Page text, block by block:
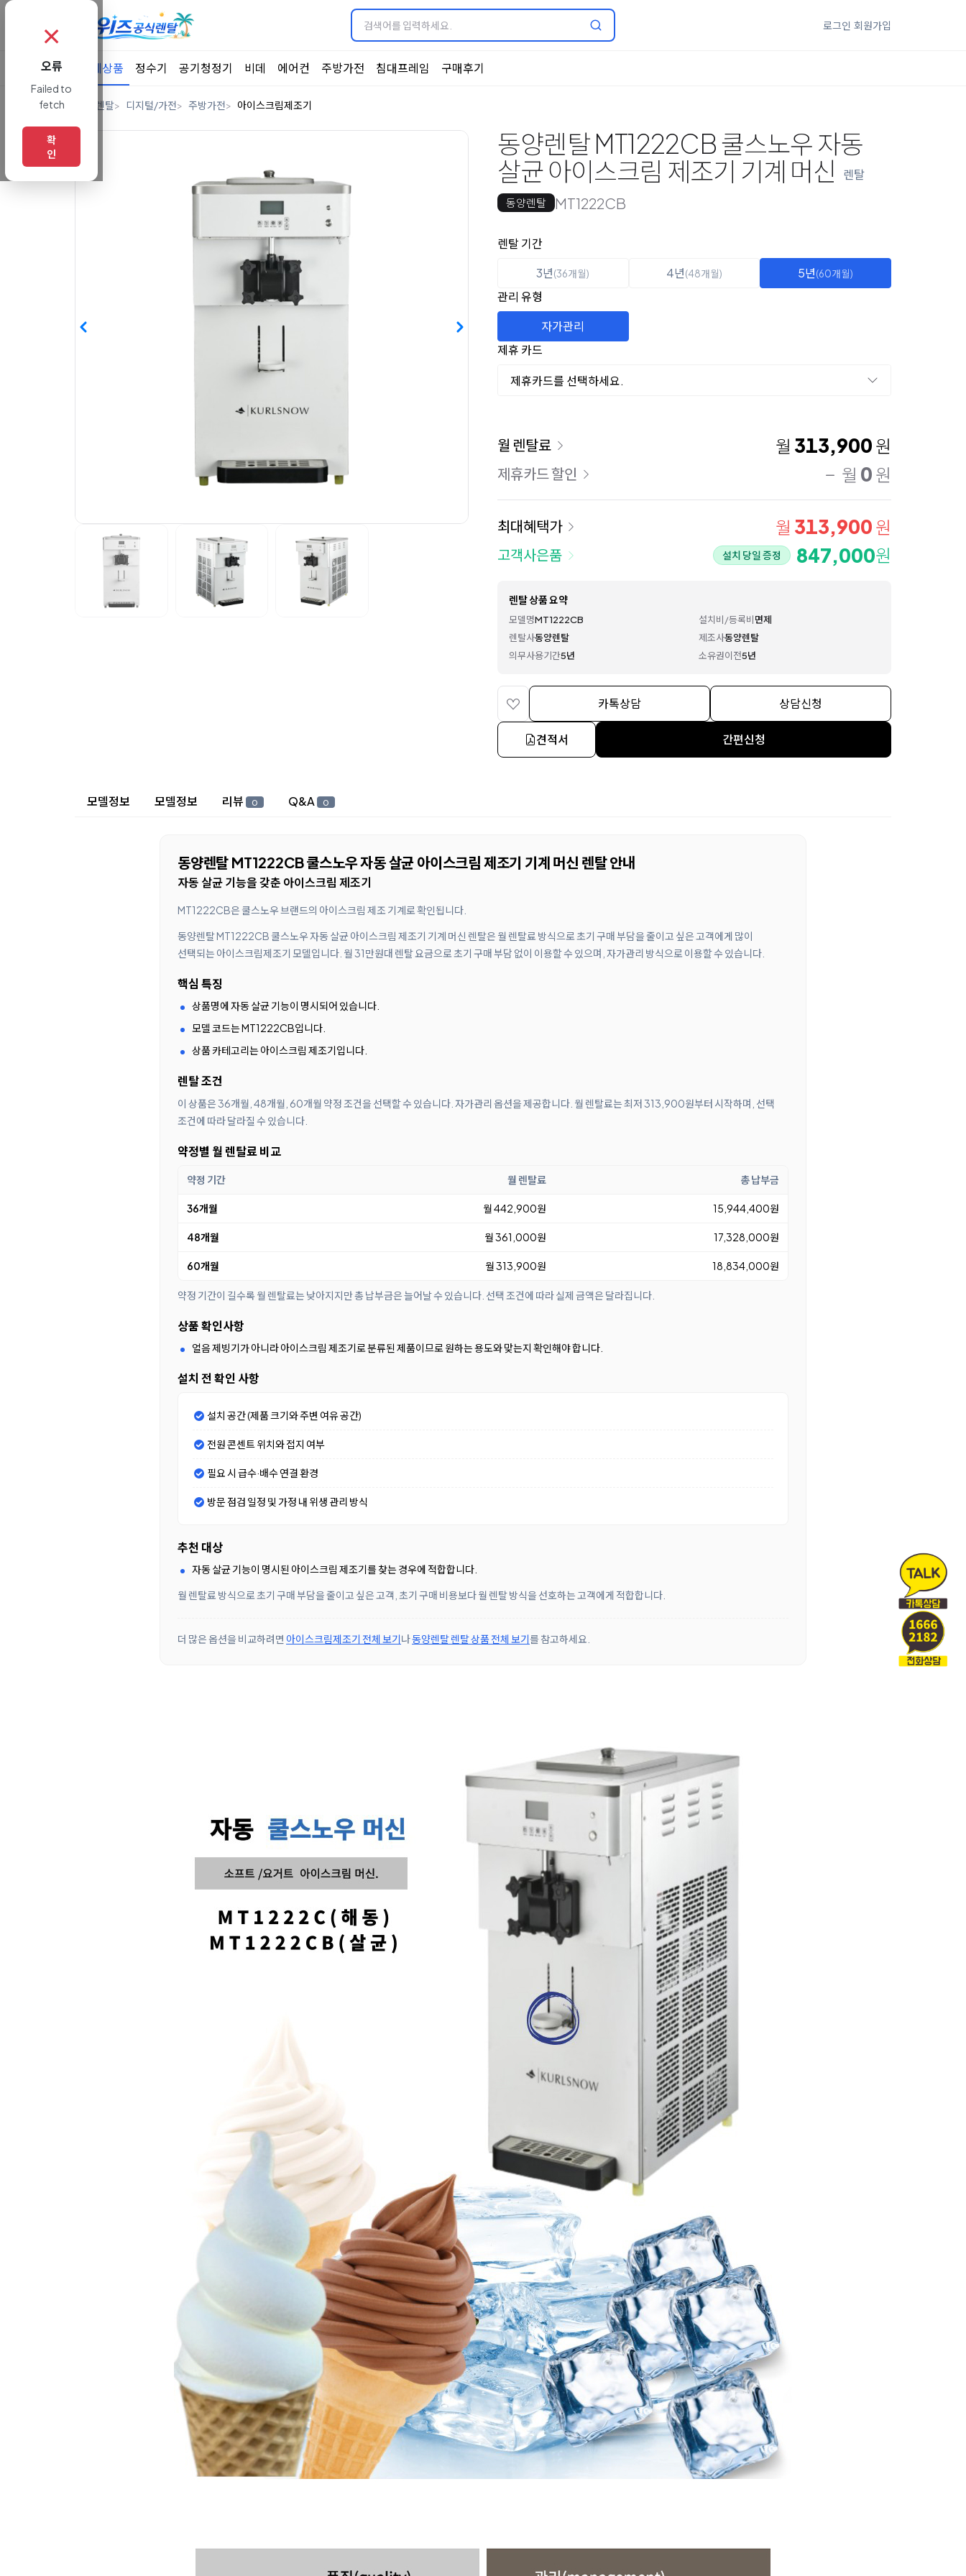
로그인 회원가입
전체상품 정수기 공기청정기 비데 에어컨 주방가전 침대프레임 구매후기
렌탈 디지털/가전 주방가전 아이스크림제조기
동양렌탈 MT1222CB 쿨스노우 자동
살균 아이스크림 제조기 기계 머신
렌탈
동양렌탈 MT1222CB
옵션 선택
렌탈 선택
렌탈 기간
3년(36개월) 4년(48개월) 5년(60개월)
관리 유형
자가관리
제휴 카드
제휴카드를 선택하세요.
이용 요금
월 렌탈료 월 313,900 원
제휴카드 할인 월 0 원
최대혜택가 월 313,900 원
고객사은품 설치 당일 증정 847,000원
렌탈 상품 요약
모델명MT1222CB 설치비/등록비면제
렌탈사동양렌탈 제조사동양렌탈
의무사용기간5년 소유권이전5년
카톡상담 상담신청
견적서 간편신청
상세 정보
모델정보 모델정보 리뷰 0 Q&A 0
동양렌탈 MT1222CB 쿨스노우 자동 살균 아이스크림 제조기 기계 머신 렌탈 안내
자동 살균 기능을 갖춘 아이스크림 제조기
MT1222CB은 쿨스노우 브랜드의 아이스크림 제조 기계로 확인됩니다.
동양렌탈 MT1222CB 쿨스노우 자동 살균 아이스크림 제조기 기계 머신 렌탈은 월 렌탈료 방식으로 초기 구매 부담을 줄이고 싶은 고객에게 많이
선택되는 아이스크림제조기 모델입니다. 월 31만원대 렌탈 요금으로 초기 구매 부담 없이 이용할 수 있으며, 자가관리 방식으로 이용할 수 있습니다.
핵심 특징
상품명에 자동 살균 기능이 명시되어 있습니다.
모델 코드는 MT1222CB입니다.
상품 카테고리는 아이스크림 제조기입니다.
렌탈 조건
이 상품은 36개월, 48개월, 60개월 약정 조건을 선택할 수 있습니다. 자가관리 옵션을 제공합니다. 월 렌탈료는 최저 313,900원부터 시작하며, 선택
조건에 따라 달라질 수 있습니다.
약정별 월 렌탈료 비교
약정 기간 월 렌탈료 총 납부금
36개월 월 442,900원 15,944,400원
48개월 월 361,000원 17,328,000원
60개월 월 313,900원 18,834,000원
약정 기간이 길수록 월 렌탈료는 낮아지지만 총 납부금은 늘어날 수 있습니다. 선택 조건에 따라 실제 금액은 달라집니다.
상품 확인사항
얼음 제빙기가 아니라 아이스크림 제조기로 분류된 제품이므로 원하는 용도와 맞는지 확인해야 합니다.
설치 전 확인 사항
설치 공간 (제품 크기와 주변 여유 공간)
전원 콘센트 위치와 접지 여부
필요 시 급수·배수 연결 환경
방문 점검 일정 및 가정 내 위생 관리 방식
추천 대상
자동 살균 기능이 명시된 아이스크림 제조기를 찾는 경우에 적합합니다.
월 렌탈료 방식으로 초기 구매 부담을 줄이고 싶은 고객, 초기 구매 비용보다 월 렌탈 방식을 선호하는 고객에게 적합합니다.
더 많은 옵션을 비교하려면 아이스크림제조기 전체 보기나동양렌탈 렌탈 상품 전체 보기를 참고하세요.
✗
오류
Failed to
fetch
확
인